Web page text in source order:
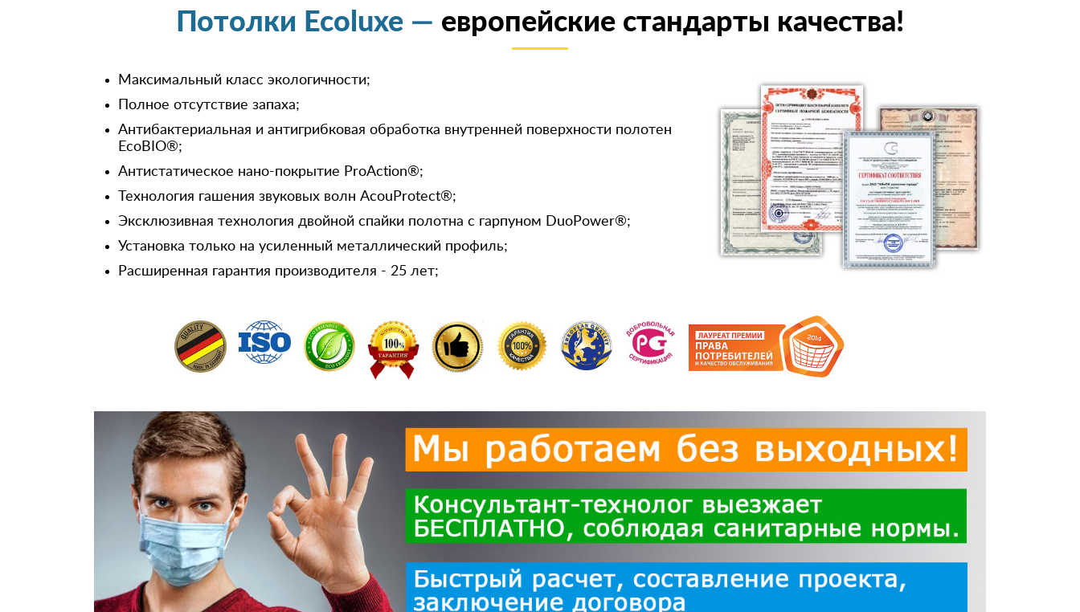
Потолки Ecoluxe — европейские стандарты качества!
Максимальный класс экологичности;
Полное отсутствие запаха;
Антибактериальная и антигрибковая обработка внутренней поверхности полотен
EcoBIO®;
Антистатическое нано-покрытие ProAction®;
Технология гашения звуковых волн AcouProtect®;
Эксклюзивная технология двойной спайки полотна с гарпуном DuoPower®;
Установка только на усиленный металлический профиль;
Расширенная гарантия производителя - 25 лет;